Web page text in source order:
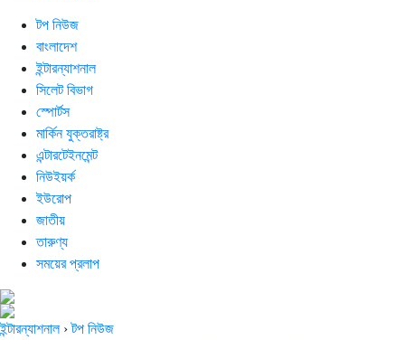
টপ নিউজ
বাংলাদেশ
ইন্টারন্যাশনাল
সিলেট বিভাগ
স্পোর্টস
মার্কিন যুক্তরাষ্ট্র
এন্টারটেইনমেন্ট
নিউইয়র্ক
ইউরোপ
জাতীয়
তারুণ্য
সময়ের প্রলাপ
ইন্টারন্যাশনাল›টপ নিউজ